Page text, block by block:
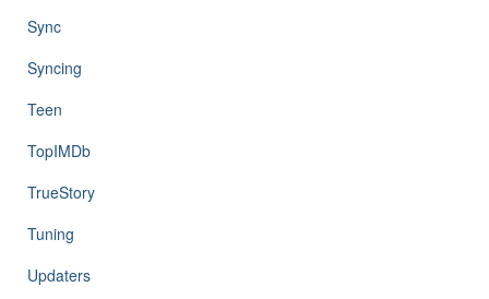
Sync
Syncing
Teen
TopIMDb
TrueStory
Tuning
Updaters